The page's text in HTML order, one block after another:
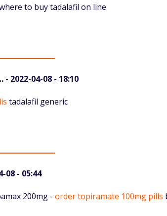
to buy tadalafil on line
- 2022-04-08 - 18:10
tadalafil generic
08 - 05:44
200mg - order topiramate 100mg pills